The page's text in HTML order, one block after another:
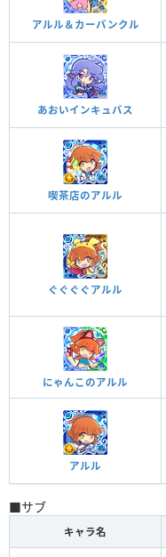
アルル＆カーバンクル
あおいインキュバス
喫茶店のアルル
ぐぐぐぐアルル
にゃんこのアルル
アルル
■サブ
キャラ名